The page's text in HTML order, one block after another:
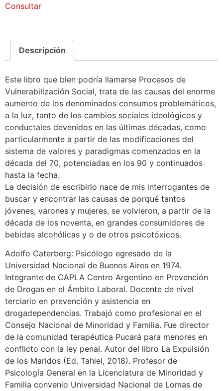
Consultar
Descripción
Este libro que bien podría llamarse Procesos de
Vulnerabilización Social, trata de las causas del enorme
aumento de los denominados consumos problemáticos,
a la luz, tanto de los cambios sociales ideológicos y
conductales devenidos en las últimas décadas, como
particularmente a partir de las modificaciones del
sistema de valores y paradigmas comenzados en la
década del 70, potenciadas en los 90 y continuados
hasta la fecha.
La decisión de escribirlo nace de mis interrogantes de
buscar y encontrar las causas de porqué tantos
jóvenes, varones y mujeres, se volvieron, a partir de la
década de los noventa, en grandes consumidores de
bebidas alcohólicas y o de otros psicotóxicos.
Adolfo Caterberg: Psicólogo egresado de la
Universidad Nacional de Buenos Aires en 1974.
Integrante de CAPLA Centro Argentino en Prevención
de Drogas en el Ámbito Laboral. Docente de nivel
terciario en prevención y asistencia en
drogadependencias. Trabajó como profesional en el
Consejo Nacional de Minoridad y Familia. Fue director
de la comunidad terapéutica Pucará para menores en
conflicto con la ley penal. Autor del libro La Expulsión
de los Maridos (Ed. Tahiel, 2018). Profesor de
Psicología General en la Licenciatura de Minoridad y
Familia convenio Universidad Nacional de Lomas de